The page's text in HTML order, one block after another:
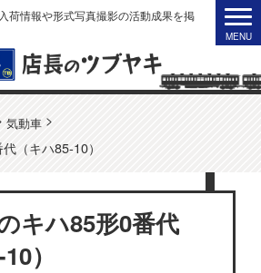
荷情報や形式写真撮影の活動成果を掲
気動車 >
（キハ85-10）
キハ85形0番代
）